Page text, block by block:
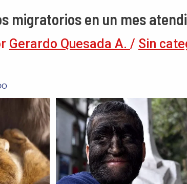
migratorios en un mes
Gerardo Quesada A. / Sin